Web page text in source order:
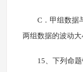
C．甲组数
两组数据的波动
15、下列命